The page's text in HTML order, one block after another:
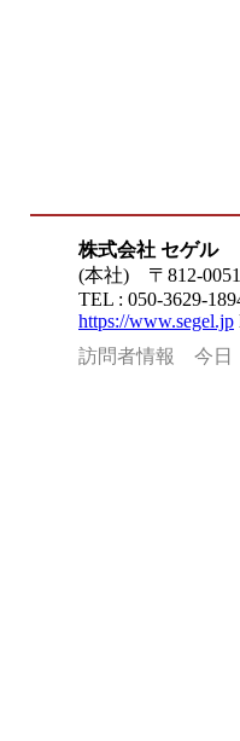
株式会社 セゲル
(本社) 〒812-
TEL : 050-3629-
https://www.segel.jp
訪問者情報 今日